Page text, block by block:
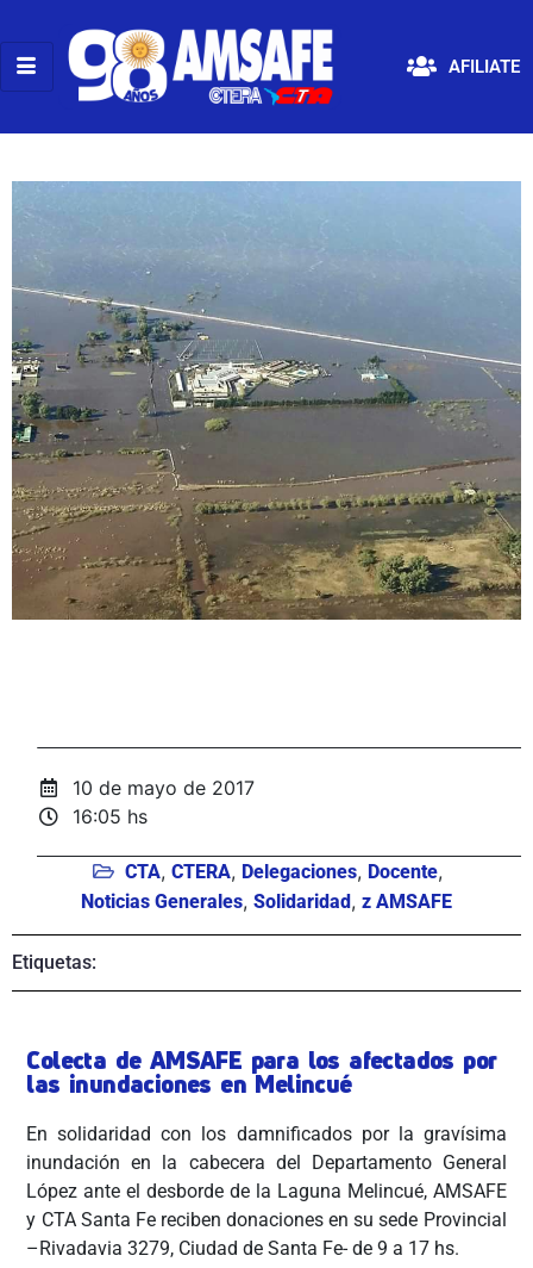
AFILIATE
10 de mayo de 2017
16:05 hs
CTA, CTERA, Delegaciones, Docente,
Noticias Generales, Solidaridad , z AMSAFE
Etiquetas:
Colecta de AMSAFE para los afectados por
las inundaciones en Melincué
En solidaridad con los damnificados por la gravísima
inundación en la cabecera del Departamento General
López ante el desborde de la Laguna Melincué, AMSAFE
y CTA Santa Fe reciben donaciones en su sede Provincial
–Rivadavia 3279, Ciudad de Santa Fe- de 9 a 17 hs.